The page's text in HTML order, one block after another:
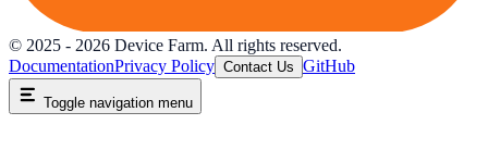
© 2025 - 2026 Device Farm. All rights reserved.
DocumentationPrivacy Policy Contact Us GitHub
Toggle navigation menu